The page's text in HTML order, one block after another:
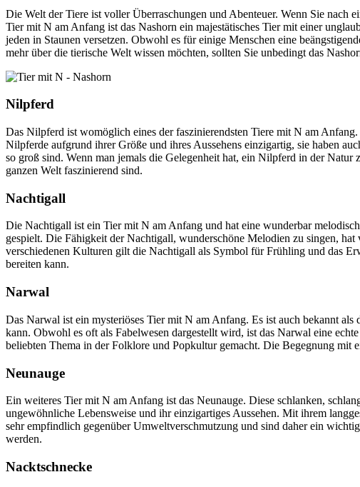
Die Welt der Tiere ist voller Überraschungen und Abenteuer. Wenn Sie nach
Tier mit N am Anfang ist das Nashorn ein majestätisches Tier mit einer
jeden in Staunen versetzen. Obwohl es für einige Menschen eine
mehr über die tierische Welt wissen möchten, sollten Sie unbedingt das
Nilpferd
Das Nilpferd ist womöglich eines der faszinierendsten Tiere mit N am
Nilpferde aufgrund ihrer Größe und ihres Aussehens einzigartig, sie haben
so groß sind. Wenn man jemals die Gelegenheit hat, ein Nilpferd in der Natur
ganzen Welt faszinierend sind.
Nachtigall
Die Nachtigall ist ein Tier mit N am Anfang und hat eine wunderbar
gespielt. Die Fähigkeit der Nachtigall, wunderschöne Melodien zu singen,
verschiedenen Kulturen gilt die Nachtigall als Symbol für Frühling und das
bereiten kann.
Narwal
Das Narwal ist ein mysteriöses Tier mit N am Anfang. Es ist auch bekannt
kann. Obwohl es oft als Fabelwesen dargestellt wird, ist das Narwal eine
beliebten Thema in der Folklore und Popkultur gemacht. Die Begegnung mit
Neunauge
Ein weiteres Tier mit N am Anfang ist das Neunauge. Diese schlanken,
ungewöhnliche Lebensweise und ihr einzigartiges Aussehen. Mit ihrem
sehr empfindlich gegenüber Umweltverschmutzung und sind daher ein
werden.
Nacktschnecke